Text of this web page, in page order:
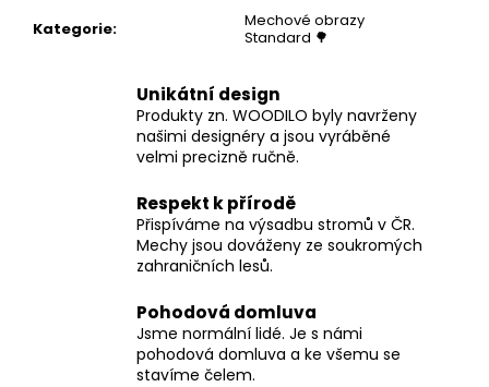
Kategorie:
Mechové obrazy
Standard 🌳
Unikátní design
Produkty zn. WOODILO byly navrženy
našimi designéry a jsou vyráběné
velmi precizně ručně.
Respekt k přírodě
Přispíváme na výsadbu stromů v ČR.
Mechy jsou dováženy ze soukromých
zahraničních lesů.
Pohodová domluva
Jsme normální lidé. Je s námi
pohodová domluva a ke všemu se
stavíme čelem.